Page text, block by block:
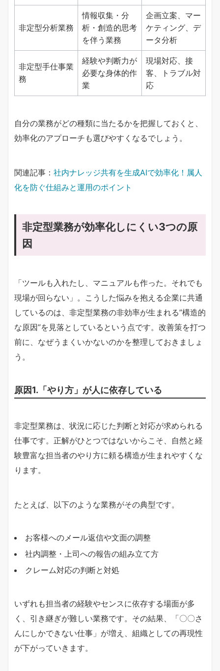
非定型分析業務
情報収集・分
析・創造的思考
を伴う業務
企画立案、マー
ケティング、デ
ータ分析
非定型手仕事業
務
経験や判断力が
必要な身体的作
業
現場対応、接
客、トラブル対
応
自分の業務がどの種類に当たるかを把握しておくと、
効率化のアプローチも選びやすくなるでしょう。
関連記事： 社内ナレッジ共有を生成AIで効率化！属人
化を防ぐ仕組みと運用のポイント
非定型業務が効率化しにくい3つの原
因
「ツールも入れたし、マニュアルも作った。それでも
現場が回らない」。こうした悩みを抱える企業に共通
しているのは、非定型業務の非効率が生まれる”構造的
な原因”を見落としているという点です。改善策を打つ
前に、なぜうまくいかないのかを整理しておきましょ
う。
原因1.「やり方」が人に依存している
非定型業務は、状況に応じた判断と対応が求められる
仕事です。正解がひとつではないからこそ、自然と経
験豊富な担当者のやり方に頼る構造が生まれやすくな
ります。
たとえば、以下のような業務がその典型です。
お客様へのメール返信や文面の調整
社内調整・上司への報告の組み立て方
クレーム対応の判断と対処
いずれも担当者の経験やセンスに依存する場面が多
く、引き継ぎが難しい業務です。その結果、「〇〇さ
んにしかできない仕事」が増え、組織としての再現性
が下がっていきます。